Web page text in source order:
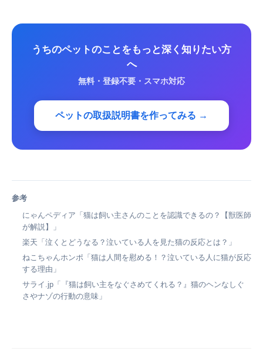
うちのペットのことをもっと深く知りたい方
へ
無料・登録不要・スマホ対応
ペットの取扱説明書を作ってみる →
参考
にゃんペディア「猫は飼い主さんのことを認識できるの？【獣医師
が解説】」
楽天「泣くとどうなる？泣いている人を見た猫の反応とは？」
ねこちゃんホンポ「猫は人間を慰める！？泣いている人に猫が反応
する理由」
サライ.jp「『猫は飼い主をなぐさめてくれる？』猫のヘンなしぐ
さやナゾの行動の意味」